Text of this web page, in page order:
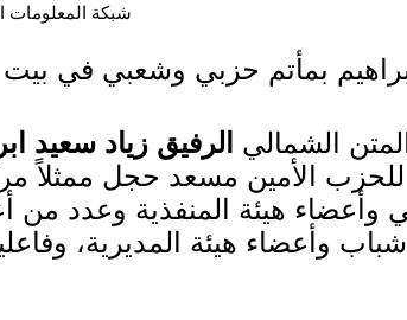
شبكة المعلومات
بمأتم حزبي وشعبي في
الشمالي الرفيق زياد سعيد
الأمين مسعد حجل ممثلاً
وأعضاء هيئة المنفذية وعدد
شباب وأعضاء هيئة المديرية،